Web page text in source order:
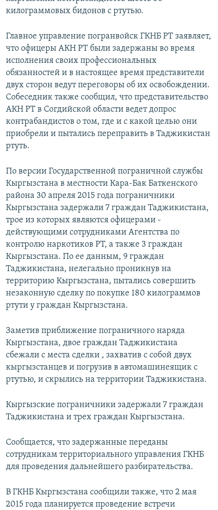
килограммовых бидонов с ртутью.
Главное управление погранвойск ГКНБ РТ заявляет,
что офицеры АКН РТ были задержаны во время
исполнения своих профессиональных
обязанностей и в настоящее время представители
двух сторон ведут переговоры об их освобождении.
Собеседник также сообщил, что представительство
АКН РТ в Согдийской области ведет допрос
контрабандистов о том, где и с какой целью они
приобрели и пытались переправить в Таджикистан
ртуть.
По версии Государственной пограничной службы
Кыргызстана в местности Кара-Бак Баткенского
района 30 апреля 2015 года пограничники
Кыргызстана задержали 7 граждан Таджикистана,
трое из которых являются офицерами -
действующими сотрудниками Агентства по
контролю наркотиков РТ, а также 3 граждан
Кыргызстана. По ее данным, 9 граждан
Таджикистана, нелегально проникнув на
территорию Кыргызстана, пытались совершить
незаконную сделку по покупке 180 килограммов
ртути у граждан Кыргызстана.
Заметив приближение пограничного наряда
Кыргызстана, двое граждан Таджикистана
сбежали с места сделки , захватив с собой двух
кыргызстанцев и погрузив в автомашинеящик с
ртутью, и скрылись на территории Таджикистана.
Кыргызские пограничники задержали 7 граждан
Таджикистана и трех граждан Кыргызстана.
Сообщается, что задержанные переданы
сотрудникам территориального управления ГКНБ
для проведения дальнейшего разбирательства.
В ГКНБ Кыргызстана сообщили также, что 2 мая
2015 года планируется проведение встречи